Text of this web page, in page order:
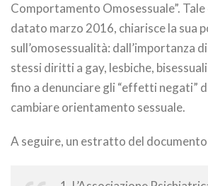
Comportamento Omosessuale”.
datato marzo 2016, chiarisce la sua
sull’omosessualità: dall’importanza
stessi diritti a gay, lesbiche,
fino a denunciare gli “effetti negati”
cambiare orientamento sessuale.
A seguire, un estratto del